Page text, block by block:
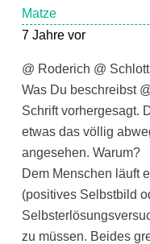
Matze
7 Jahre vor
@ Roderich @
Was Du beschreibst
Schrift vorhergesagt.
etwas das völlig
angesehen. Warum?
Dem Menschen läuft
(positives Selbstbild
zu müssen. Beides